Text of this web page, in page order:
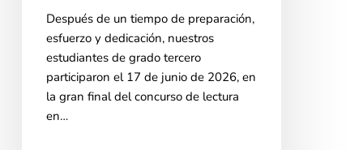
Después de un tiempo de preparación,
esfuerzo y dedicación, nuestros
estudiantes de grado tercero
participaron el 17 de junio de 2026, en
la gran final del concurso de lectura
en…